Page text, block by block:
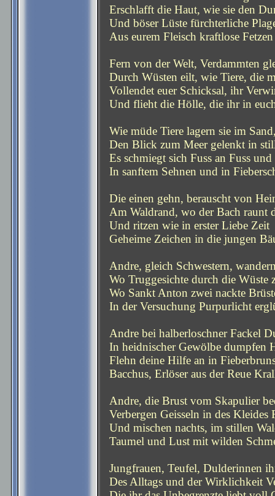
Erschlafft die Haut, wie sie den
Und böser Lüste fürchterliche
Aus eurem Fleisch kraftlose
Fern von der Welt, Verdammten
Durch Wüsten eilt, wie Tiere, die
Vollendet euer Schicksal, ihr
Und flieht die Hölle, die ihr in
Wie müde Tiere lagern sie im
Den Blick zum Meer gelenkt in
Es schmiegt sich Fuss an Fuss
In sanftem Sehnen und in
Die einen gehn, berauscht von
Am Waldrand, wo der Bach raunt
Und ritzen wie in erster Liebe Zeit
Geheime Zeichen in die jungen
Andre, gleich Schwestern,
Wo Truggesichte durch die Wüste
Wo Sankt Anton zwei nackte
In der Versuchung Purpurlicht
Andre bei halberloschner Fackel
In heidnischer Gewölbe dumpfen
Flehn deine Hilfe an in
Bacchus, Erlöser aus der Reue
Andre, die Brust vom Skapulier
Verbergen Geisseln in des Kleides
Und mischen nachts, im stillen
Taumel und Lust mit wilden
Jungfrauen, Teufel, Dulderinnen
Des Alltags und der Wirklichkeit